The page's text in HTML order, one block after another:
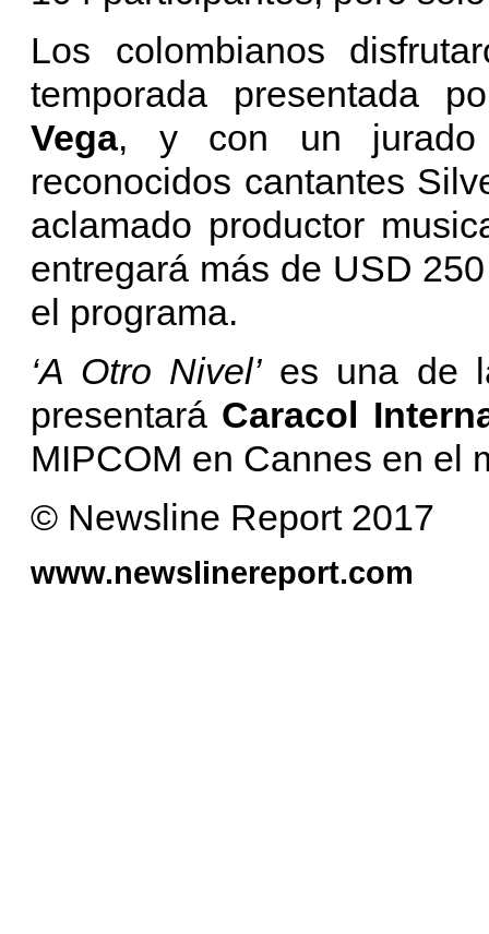
Los colombianos
temporada presentada
Vega, y con un jurado
reconocidos cantantes
aclamado productor
entregará más de USD
el programa.
‘A Otro Nivel’ es una de
presentará Caracol
MIPCOM en Cannes en el
© Newsline Report 2017
www.newslinereport.com